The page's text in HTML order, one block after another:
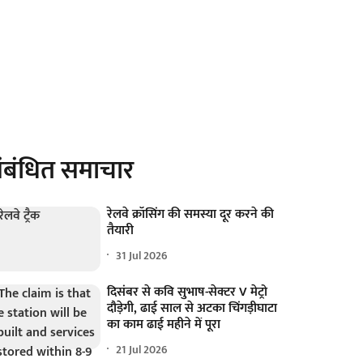
समाचार
रेलवे क्रॉसिंग की समस्या दूर करने की
तैयारी
31 Jul 2026
दिसंबर से कवि सुभाष-सेक्टर V मेट्रो
दौड़ेगी, ढाई साल से अटका चिंगड़ीघाटा
का काम ढाई महीने में पूरा
21 Jul 2026